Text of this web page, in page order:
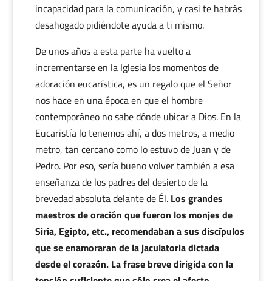
incapacidad para la comunicación, y casi te habrás
desahogado pidiéndote ayuda a ti mismo.
De unos años a esta parte ha vuelto a
incrementarse en la Iglesia los momentos de
adoración eucarística, es un regalo que el Señor
nos hace en una época en que el hombre
contemporáneo no sabe dónde ubicar a Dios. En la
Eucaristía lo tenemos ahí, a dos metros, a medio
metro, tan cercano como lo estuvo de Juan y de
Pedro. Por eso, sería bueno volver también a esa
enseñanza de los padres del desierto de la
brevedad absoluta delante de Él. Los grandes
maestros de oración que fueron los monjes de
Siria, Egipto, etc., recomendaban a sus discípulos
que se enamoraran de la jaculatoria dictada
desde el corazón. La frase breve dirigida con la